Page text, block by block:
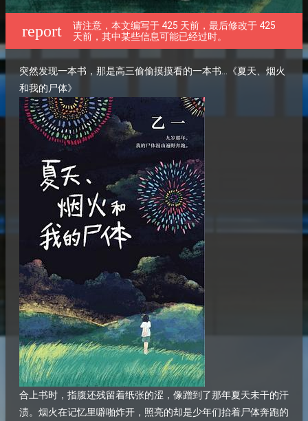
report
请注意，本文编写于 425 天前，最后修改于 425
天前，其中某些信息可能已经过时。
突然发现一本书，那是高三偷偷摸摸看的一本书...《夏天、烟火
和我的尸体》
合上书时，指腹还残留着纸张的涩，像蹭到了那年夏天未干的汗
渍。烟火在记忆里噼啪炸开，照亮的却是少年们抬着尸体奔跑的